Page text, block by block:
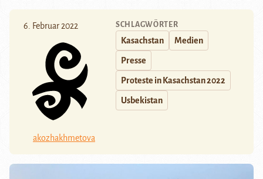
6. Februar 2022
akozhakhmetova
SCHLAGWÖRTER
Kasachstan Medien
Presse
Proteste in Kasachstan 2022
Usbekistan